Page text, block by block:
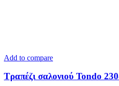
Add to compare
Τραπέζι σαλονιού Tondo